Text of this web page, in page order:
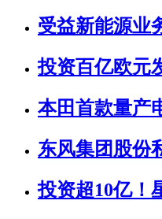
受益新能源业
投资百亿欧元
本田首款量产
东风集团股份
投资超10亿！